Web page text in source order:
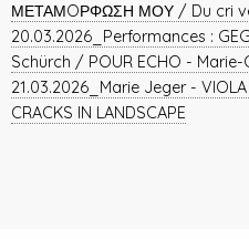
ΜΕΤΑΜOΡΦΩΣΗ ΜΟΥ / Du cri
20.03.2026_Performances :
Schürch / POUR ECHO -
21.03.2026_Marie Jeger -
CRACKS IN LANDSCAPE